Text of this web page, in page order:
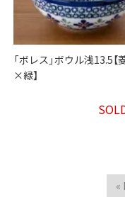
「ボレス」ボウル浅13.5【
×緑】
«